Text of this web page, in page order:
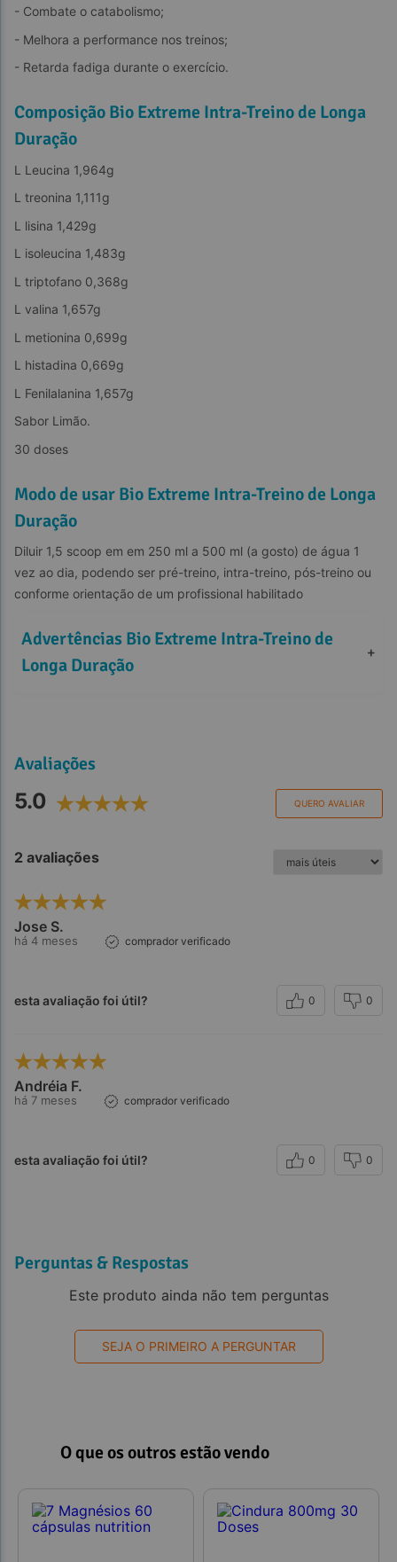
- Combate o catabolismo;
- Melhora a performance nos treinos;
- Retarda fadiga durante o exercício.
Composição Bio Extreme Intra-Treino de Longa
Duração
L Leucina 1,964g
L treonina 1,111g
L lisina 1,429g
L isoleucina 1,483g
L triptofano 0,368g
L valina 1,657g
L metionina 0,699g
L histadina 0,669g
L Fenilalanina 1,657g
Sabor Limão.
30 doses
Modo de usar Bio Extreme Intra-Treino de Longa
Duração
Diluir 1,5 scoop em em 250 ml a 500 ml (a gosto) de água 1
vez ao dia, podendo ser pré-treino, intra-treino, pós-treino ou
conforme orientação de um profissional habilitado
Advertências Bio Extreme Intra-Treino de
Longa Duração
+
Avaliações
5.0 QUERO AVALIAR
2 avaliações
Jose S.
há 4 meses comprador verificado
esta avaliação foi útil? 0 0
Andréia F.
há 7 meses comprador verificado
esta avaliação foi útil? 0 0
Perguntas & Respostas
Este produto ainda não tem perguntas
SEJA O PRIMEIRO A PERGUNTAR
O que os outros estão vendo